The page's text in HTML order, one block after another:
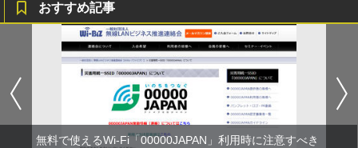
おすすめ記事
無料で使えるWi-Fi「00000JAPAN」利用時に注意すべき